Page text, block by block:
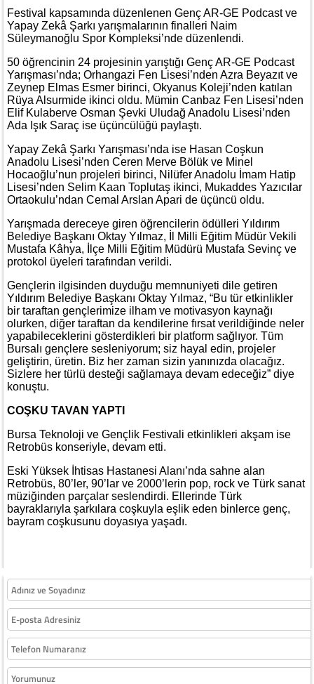
Festival kapsamında düzenlenen Genç AR-GE Podcast ve
Yapay Zekâ Şarkı yarışmalarının finalleri Naim
Süleymanoğlu Spor Kompleksi’nde düzenlendi.
50 öğrencinin 24 projesinin yarıştığı Genç AR-GE Podcast
Yarışması’nda; Orhangazi Fen Lisesi’nden Azra Beyazıt ve
Zeynep Elmas Esmer birinci, Okyanus Koleji’nden katılan
Rüya Alsurmide ikinci oldu. Mümin Canbaz Fen Lisesi’nden
Elif Kulaberve Osman Şevki Uludağ Anadolu Lisesi’nden
Ada Işık Saraç ise üçüncülüğü paylaştı.
Yapay Zekâ Şarkı Yarışması’nda ise Hasan Coşkun
Anadolu Lisesi’nden Ceren Merve Bölük ve Minel
Hocaoğlu’nun projeleri birinci, Nilüfer Anadolu İmam Hatip
Lisesi’nden Selim Kaan Toplutaş ikinci, Mukaddes Yazıcılar
Ortaokulu’ndan Cemal Arslan Apari de üçüncü oldu.
Yarışmada dereceye giren öğrencilerin ödülleri Yıldırım
Belediye Başkanı Oktay Yılmaz, İl Milli Eğitim Müdür Vekili
Mustafa Kâhya, İlçe Milli Eğitim Müdürü Mustafa Sevinç ve
protokol üyeleri tarafından verildi.
Gençlerin ilgisinden duyduğu memnuniyeti dile getiren
Yıldırım Belediye Başkanı Oktay Yılmaz, “Bu tür etkinlikler
bir taraftan gençlerimize ilham ve motivasyon kaynağı
olurken, diğer taraftan da kendilerine fırsat verildiğinde neler
yapabileceklerini gösterdikleri bir platform sağlıyor. Tüm
Bursalı gençlere sesleniyorum; siz hayal edin, projeler
geliştirin, üretin. Biz her zaman sizin yanınızda olacağız.
Sizlere her türlü desteği sağlamaya devam edeceğiz” diye
konuştu.
COŞKU TAVAN YAPTI
Bursa Teknoloji ve Gençlik Festivali etkinlikleri akşam ise
Retrobüs konseriyle, devam etti.
Eski Yüksek İhtisas Hastanesi Alanı’nda sahne alan
Retrobüs, 80’ler, 90’lar ve 2000’lerin pop, rock ve Türk sanat
müziğinden parçalar seslendirdi. Ellerinde Türk
bayraklarıyla şarkılara coşkuyla eşlik eden binlerce genç,
bayram coşkusunu doyasıya yaşadı.